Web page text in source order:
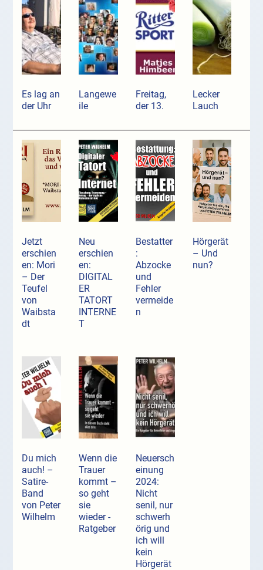
Es lag an
der Uhr
Langewe
ile
Freitag,
der 13.
Lecker
Lauch
Jetzt
erschien
en: Mori
– Der
Teufel
von
Waibsta
dt
Neu
erschien
en:
DIGITAL
ER
TATORT
INTERNE
T
Bestatter
:
Abzocke
und
Fehler
vermeide
n
Hörgerät
– Und
nun?
Du mich
auch! –
Satire-
Band
von Peter
Wilhelm
Wenn die
Trauer
kommt –
so geht
sie
wieder -
Ratgeber
Neuersch
einung
2024:
Nicht
senil, nur
schwerh
örig und
ich will
kein
Hörgerät